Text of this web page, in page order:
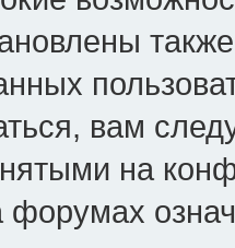
вам
на
форумах